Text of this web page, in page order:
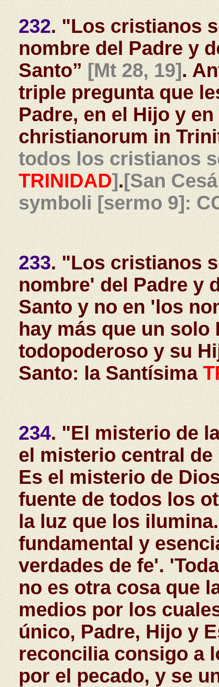
232. "Los cristianos
nombre del Padre y
Santo”[Mt 28, 19].
triple pregunta que
Padre, en el Hijo y
christianorum in
todos los cristianos
TRINIDAD].[San
symboli [sermo 9]:
233. "Los cristianos
nombre' del Padre y
Santo y no en 'los
hay más que un solo
todopoderoso y su
Santo: la Santísima
234. "El misterio de
el misterio central
Es el misterio de
fuente de todos los
la luz que los
fundamental y
verdades de fe'.
no es otra cosa que
medios por los
único, Padre, Hijo y
reconcilia consigo a
por el pecado, y se